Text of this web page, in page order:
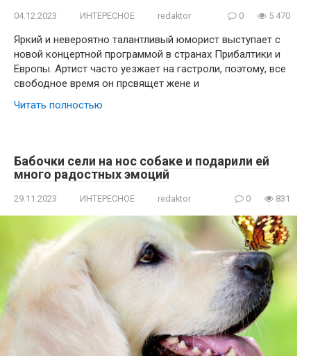
04.12.2023 ИНТЕРЕСНОЕ redaktor 0 5 470
Яркий и невероятно талантливый юморист выступает с
новой концертной программой в странах Прибалтики и
Европы. Артист часто уезжает на гастроли, поэтому, все
свободное время он прсвящет жене и
Читать полностью
Бабочки сели на нос собаке и подарили ей
много радостных эмоций
29.11.2023 ИНТЕРЕСНОЕ redaktor 0 831